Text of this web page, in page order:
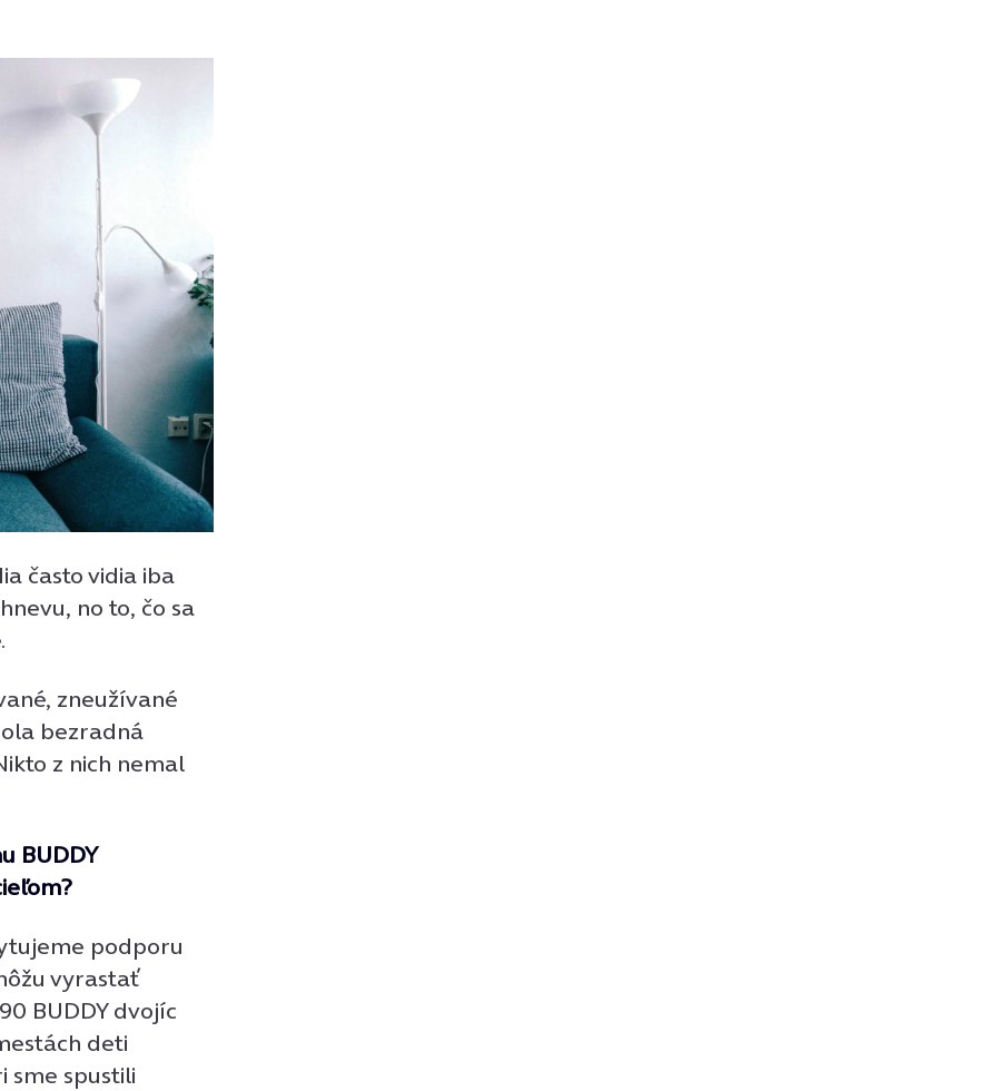
často vidia iba
no to, čo sa
zneužívané
bezradná
z nich nemal
BUDDY
podporu
vyrastať
BUDDY dvojíc
deti
sme spustili